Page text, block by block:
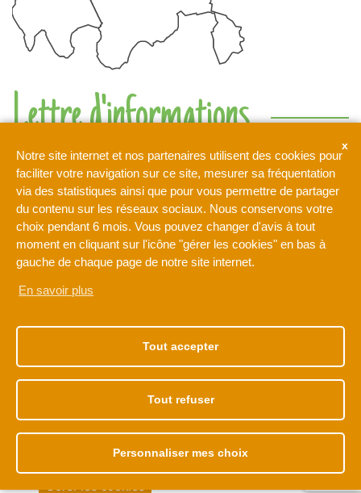
Notre site internet et nos partenaires utilisent des cookies pour
faciliter votre navigation sur ce site, mesurer sa fréquentation
via des statistiques ainsi que pour vous permettre de partager
du contenu sur les réseaux sociaux. Nous conservons votre
choix pendant 6 mois. Vous pouvez changer d'avis à tout
moment en cliquant sur l'icône "gérer les cookies" en bas à
gauche de chaque page de notre site internet.
En savoir plus
Tout accepter
Tout refuser
Personnaliser mes choix
Lettre d'informations
de la Brie
Votre adresse de messagerie est uniquement utilisée pour
vous envoyer notre lettre d'information ainsi que des
informations concernant les activités de L'Orée de la Brie. Vous
pouvez à tout moment utiliser le lien de désabonnement intégré
dans la newsletter.
77170 BRIE-COMTE-
ROBERT
01 60 62 15 81
de 9h à 12h30
et de 13h30 à 17h30
Plan de site Mentions légales
Politique de cookies
Réalisé par monclocher.com